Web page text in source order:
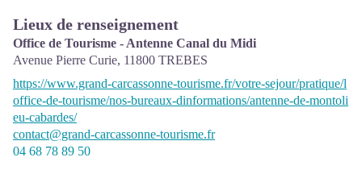
Lieux de renseignement
Office de Tourisme - Antenne Canal du Midi
Avenue Pierre Curie, 11800 TREBES
https://www.grand-carcassonne-tourisme.fr/votre-sejour/pratique/l
office-de-tourisme/nos-bureaux-dinformations/antenne-de-montoli
eu-cabardes/
contact@grand-carcassonne-tourisme.fr
04 68 78 89 50